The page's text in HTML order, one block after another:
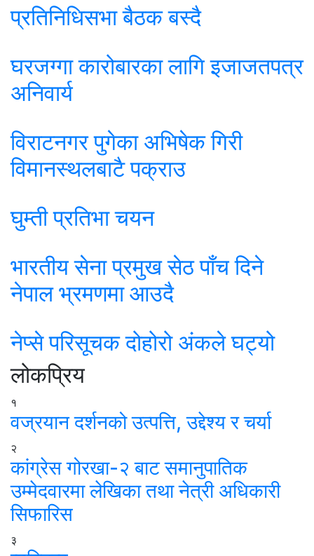
प्रतिनिधिसभा बैठक बस्दै
घरजग्गा कारोबारका लागि इजाजतपत्र
अनिवार्य
विराटनगर पुगेका अभिषेक गिरी
विमानस्थलबाटै पक्राउ
घुम्ती प्रतिभा चयन
भारतीय सेना प्रमुख सेठ पाँच दिने
नेपाल भ्रमणमा आउदै
नेप्से परिसूचक दोहोरो अंकले घट्यो
लोकप्रिय
१
वज्रयान दर्शनको उत्पत्ति, उद्देश्य र चर्या
२
कांग्रेस गोरखा-२ बाट समानुपातिक
उम्मेदवारमा लेखिका तथा नेत्री अधिकारी
सिफारिस
३